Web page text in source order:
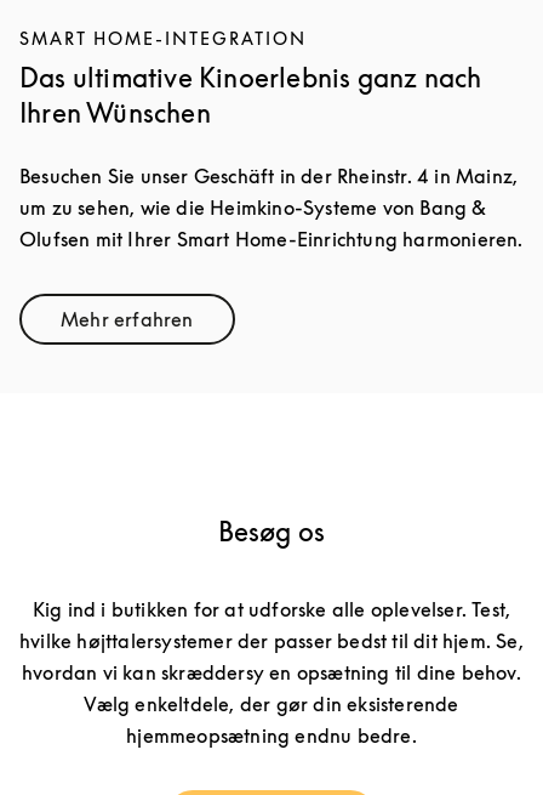
SMART HOME-INTEGRATION
Das ultimative Kinoerlebnis ganz nach
Ihren Wünschen
Besuchen Sie unser Geschäft in der Rheinstr. 4 in Mainz,
um zu sehen, wie die Heimkino-Systeme von Bang &
Olufsen mit Ihrer Smart Home-Einrichtung harmonieren.
Mehr erfahrenLink Opens in New Tab
Besøg os
Kig ind i butikken for at udforske alle oplevelser. Test,
hvilke højttalersystemer der passer bedst til dit hjem. Se,
hvordan vi kan skræddersy en opsætning til dine behov.
Vælg enkeltdele, der gør din eksisterende
hjemmeopsætning endnu bedre.